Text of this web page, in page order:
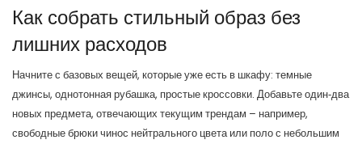
Как собрать стильный образ без
лишних расходов
Начните с базовых вещей, которые уже есть в шкафу: темные
джинсы, однотонная рубашка, простые кроссовки. Добавьте один‑два
новых предмета, отвечающих текущим трендам – например,
свободные брюки чинос нейтрального цвета или поло с небольшим